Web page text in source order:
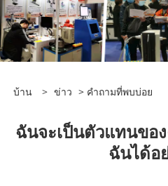
บ้าน > ข่าว > คำถามที่พบบ่อย
ฉันจะเป็นตัวแทนขอ
ฉันได้อ